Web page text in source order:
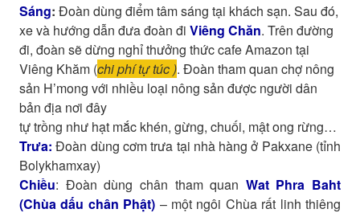
Sáng: Đoàn dùng điểm tâm sáng tại khách sạn. Sau đó,
xevà hướng dẫn đưa đoàn đi Viêng Chăn. Trên đường
đi, đoàn sẽ dừng nghỉ thưởng thức cafe Amazon tại
Viêng Khăm (chi phí tự túc ). Đoàn tham quan chợ nông
sản H’mong với nhiều loại nông sản được người dân
bản địa nơi đây
tự trồng như hạt mắc khén, gừng, chuối, mật ong rừng…
Trưa: Đoàn dùng cơm trưa tại nhà hàng ở Pakxane (tỉnh
Bolykhamxay)
Chiều: Đoàn dùng chân tham quan Wat Phra Baht
(Chùa dấu chân Phật) – một ngôi Chùa rất linh thiêng